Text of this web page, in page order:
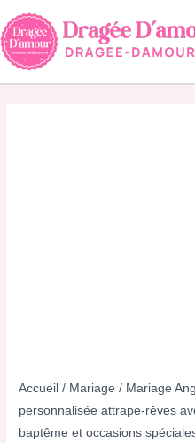
Aller
au
contenu
Accueil / Mariage / Mariage
personnalisée attrape-rêves
baptême et occasions